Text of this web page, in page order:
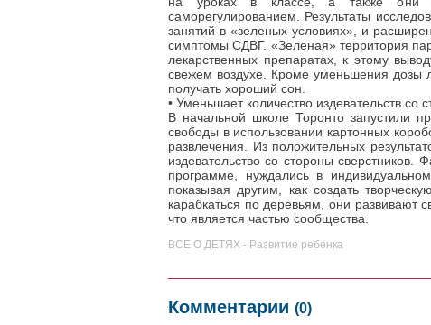
саморегулированием. Результаты
занятий в «зеленых условиях», и
симптомы СДВГ. «Зеленая» территория
лекарственных препаратах, к этому
свежем воздухе. Кроме уменьшения дозы
получать хороший сон.
• Уменьшает количество издевательств со
В начальной школе Торонто запустили
свободы в использовании картонных
развлечения. Из положительных
издевательство со стороны сверстников.
программе, нуждались в
показывая другим, как создать
карабкаться по деревьям, они развивают
что является частью сообщества.
ВСЕ О ДЕТЯХ - Развитие ребенка
Комментарии (0)